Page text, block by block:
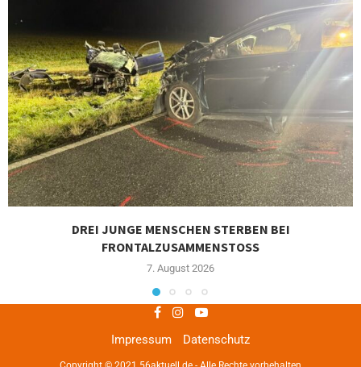
DREI JUNGE MENSCHEN STERBEN BEI
FRONTALZUSAMMENSTOSS
7. August 2026
Impressum Datenschutz